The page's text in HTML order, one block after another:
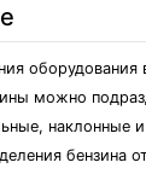
оборудования
можно
наклонные
бензина